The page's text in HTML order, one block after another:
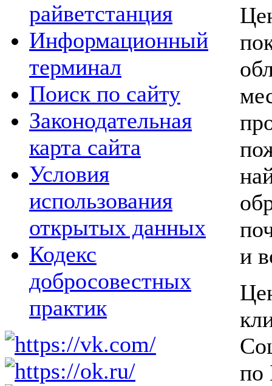
райветстанция
Информационный
терминал
Поиск по сайту
Законодательная
карта сайта
Условия
использования
открытых данных
Кодекс
добросовестных
практик
и
по